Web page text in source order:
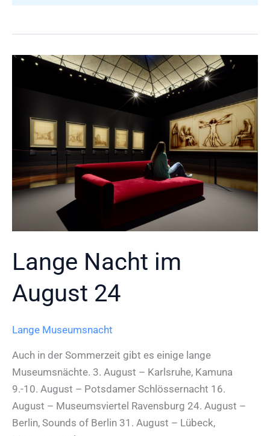
Ein
Kulturgenuss
Lange Nacht im
August 24
Lange Museumsnacht
Auch in der Sommerzeit gibt es einige lange
Museumsnächte. 3. August – Karlsruhe, Kamuna
9.-10. August – Potsdamer Schlössernacht 16.
August – Museumsviertel Ravensburg 24. August –
Berlin, Sounds of Berlin 31. August – Lübeck,